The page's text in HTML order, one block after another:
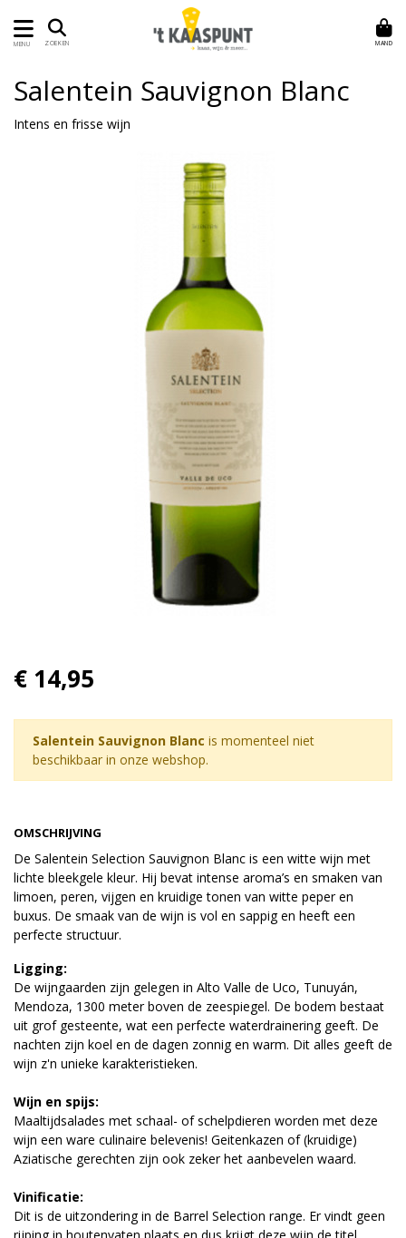
MENU ZOEKEN MAND
OMSCHRIJVING
De Salentein Selection Sauvignon Blanc is een witte wijn met
lichte bleekgele kleur. Hij bevat intense aroma’s en smaken van
limoen, peren, vijgen en kruidige tonen van witte peper en
buxus. De smaak van de wijn is vol en sappig en heeft een
perfecte structuur.
Ligging:
De wijngaarden zijn gelegen in Alto Valle de Uco, Tunuyán,
Mendoza, 1300 meter boven de zeespiegel. De bodem bestaat
uit grof gesteente, wat een perfecte waterdrainering geeft. De
nachten zijn koel en de dagen zonnig en warm. Dit alles geeft de
wijn z'n unieke karakteristieken.
Wijn en spijs:
Maaltijdsalades met schaal- of schelpdieren worden met deze
wijn een ware culinaire belevenis! Geitenkazen of (kruidige)
Aziatische gerechten zijn ook zeker het aanbevelen waard.
Vinificatie:
Dit is de uitzondering in de Barrel Selection range. Er vindt geen
Salentein Sauvignon Blanc
Intens en frisse wijn
€ 14,95
Salentein Sauvignon Blanc is momenteel niet
beschikbaar in onze webshop.